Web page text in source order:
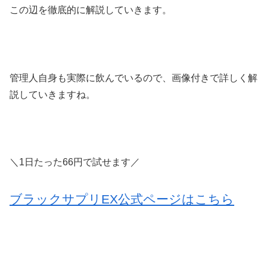
この辺を徹底的に解説していきます。
管理人自身も実際に飲んでいるので、画像付きで詳しく解
説していきますね。
＼1日たった66円で試せます／
ブラックサプリEX公式ページはこちら